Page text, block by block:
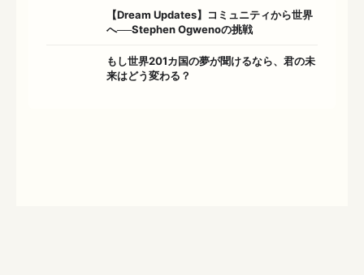
【Dream Updates】コミュニティから世界
へ──Stephen Ogwenoの挑戦
もし世界201カ国の夢が聞けるなら、君の未
来はどう変わる？